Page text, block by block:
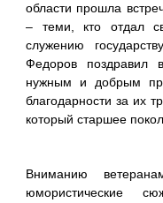
области прошла
– теми, кто отдал
служению
Федоров поздравил
нужным и добрым
благодарности за их
который старшее
Вниманию
юмористические